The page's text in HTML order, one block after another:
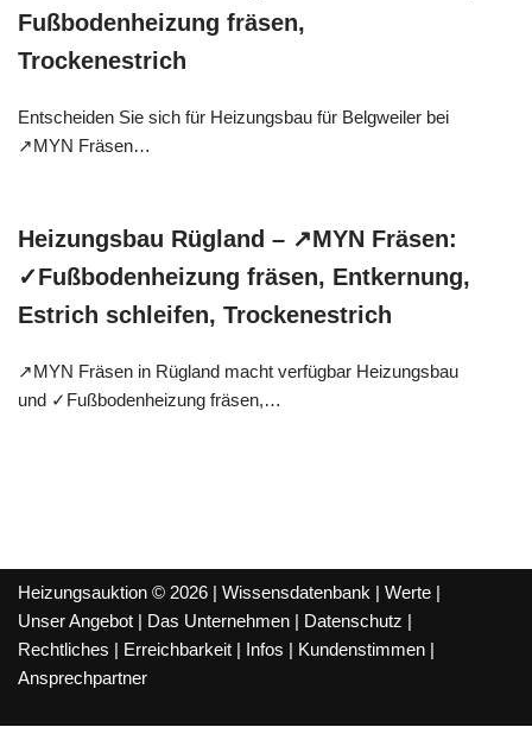
Fußbodenheizung fräsen,
Trockenestrich
Entscheiden Sie sich für Heizungsbau für Belgweiler bei
↗️MYN Fräsen…
Heizungsbau Rügland – ↗️MYN Fräsen:
✓Fußbodenheizung fräsen, Entkernung,
Estrich schleifen, Trockenestrich
↗️MYN Fräsen in Rügland macht verfügbar Heizungsbau
und ✓Fußbodenheizung fräsen,…
Heizungsauktion © 2026 | Wissensdatenbank | Werte |
Unser Angebot | Das Unternehmen | Datenschutz |
Rechtliches | Erreichbarkeit | Infos | Kundenstimmen |
Ansprechpartner